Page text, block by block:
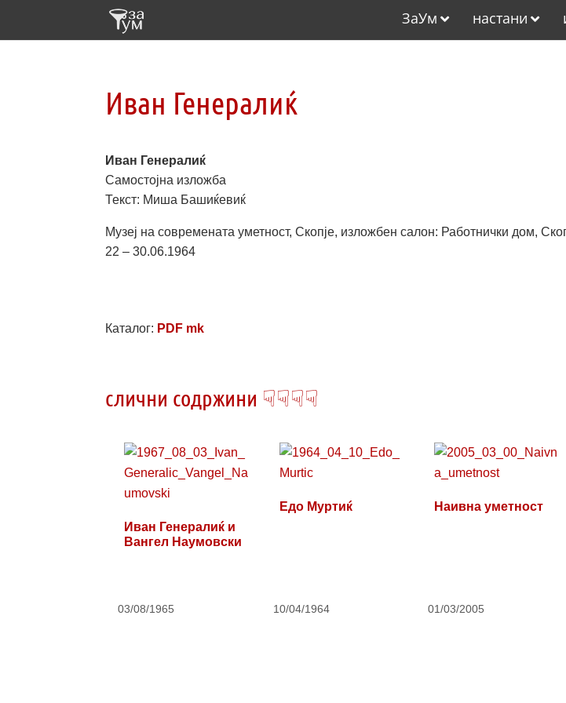
ЗаУм настани
Иван Генералиќ
Иван Генералиќ
Самостојна изложба
Текст: Миша Башиќевиќ
Музеј на современата уметност, Скопје, изложбен салон: Работнички дом,
22 – 30.06.1964
Каталог: PDF mk
слични содржини ☟☟☟☟
Иван Генералиќ и
Вангел Наумовски
03/08/1965
Едо Муртиќ
10/04/1964
Наивна уметност
01/03/2005